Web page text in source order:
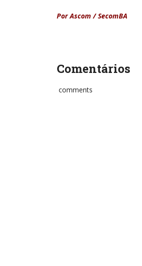
Por Ascom / SecomBA
Comentários
comments